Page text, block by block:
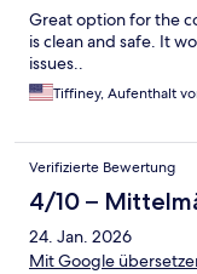
Great option for the
is clean and safe. It
issues..
Tiffiney, Aufenthalt
Verifizierte Bewertung
4/10 –
24. Jan. 2026
Mit Google